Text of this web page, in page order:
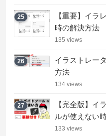
25
【重要】イラ
時の解決方法
135 views
26
イラストレー
方法
134 views
27
【完全版】イ
ルが使えない
133 views